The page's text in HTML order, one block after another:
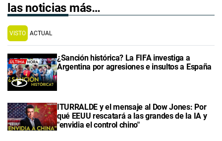
las noticias más…
VISTO ACTUAL
¿Sanción histórica? La FIFA investiga a
Argentina por agresiones e insultos a España
ITURRALDE y el mensaje al Dow Jones: Por
qué EEUU rescatará a las grandes de la IA y
"envidia el control chino"